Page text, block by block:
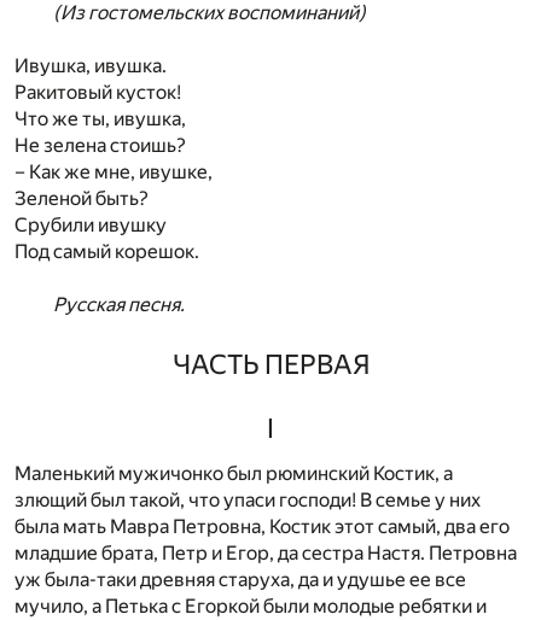
(Из гостомельских воспоминаний)
Ивушка, ивушка.
Ракитовый кусток!
Что же ты, ивушка,
Не зелена стоишь?
– Как же мне, ивушке,
Зеленой быть?
Срубили ивушку
Под самый корешок.
Русская песня.
ЧАСТЬ ПЕРВАЯ
I
Маленький мужичонко был рюминский Костик, а
злющий был такой, что упаси господи! В семье у них
была мать Мавра Петровна, Костик этот самый, два его
младшие брата, Петр и Егор, да сестра Настя. Петровна
уж была-таки древняя старуха, да и удушье ее все
мучило, а Петька с Егоркой были молодые ребятки и